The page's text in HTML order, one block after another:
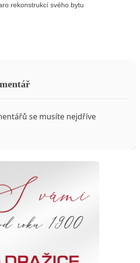
rekonstrukcí svého bytu
se musíte nejdříve